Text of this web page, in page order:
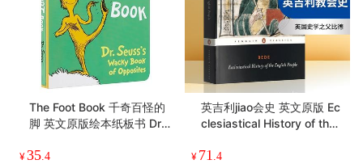
The Foot Book 千奇百怪的
脚 英文原版绘本纸板书 Dr.
岁幼儿启蒙阅读英语 廖彩杏
¥35 .4
英吉利jiao会史 英文原版 Ec
clesiastical History of the
父比德 英文版进口书籍
¥ 71 .4